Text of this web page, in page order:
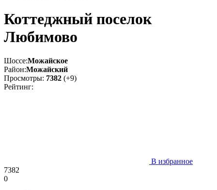
Коттеджный поселок
Любимово
Шоссе:Можайское
Район:Можайский
Просмотры: 7382 (+9)
Рейтинг:
В избранное
7382
0